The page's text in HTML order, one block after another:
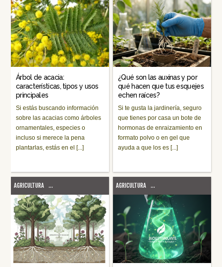
Árbol de acacia:
características, tipos y usos
principales
Si estás buscando información
sobre las acacias como árboles
ornamentales, especies o
incluso si merece la pena
plantarlas, estás en el [...]
¿Qué son las auxinas y por
qué hacen que tus esquejes
echen raíces?
Si te gusta la jardinería, seguro
que tienes por casa un bote de
hormonas de enraizamiento en
formato polvo o en gel que
ayuda a que los es [...]
AGRICULTURA ... AGRICULTURA ...